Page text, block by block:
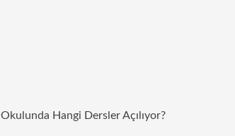
Hangi Dersler Açılıyor?